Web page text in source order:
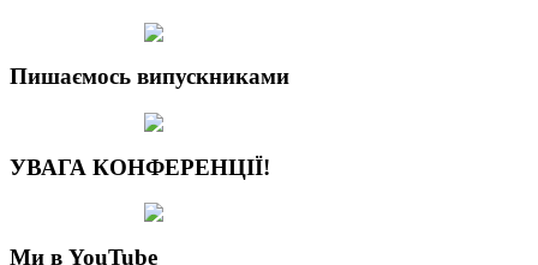
Пишаємось випускниками
УВАГА КОНФЕРЕНЦІЇ!
Ми в YouTube